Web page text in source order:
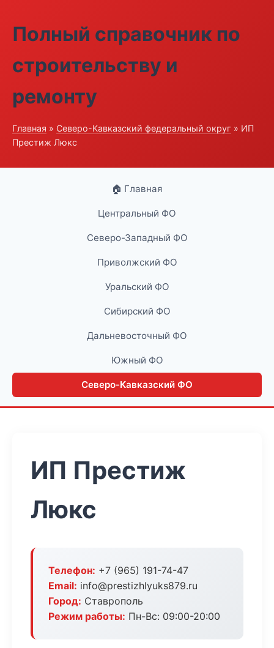
Полный справочник по
строительству и
ремонту
Главная » Северо-Кавказский федеральный округ » ИП
Престиж Люкс
🏠 Главная
Центральный ФО
Северо-Западный ФО
Приволжский ФО
Уральский ФО
Сибирский ФО
Дальневосточный ФО
Южный ФО
Северо-Кавказский ФО
ИП Престиж
Люкс
Телефон: +7 (965) 191-74-47
Email: info@prestizhlyuks879.ru
Город: Ставрополь
Режим работы: Пн-Вс: 09:00-20:00